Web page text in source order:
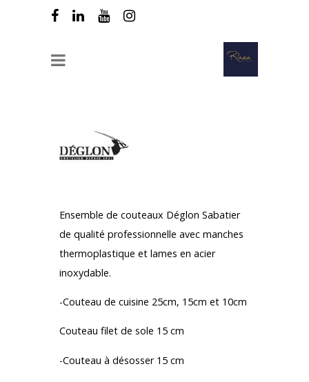
Ensemble de couteaux Déglon Sabatier
de qualité professionnelle avec manches
thermoplastique et lames en acier
inoxydable.
-Couteau de cuisine 25cm, 15cm et 10cm
Couteau filet de sole 15 cm
-Couteau à désosser 15 cm